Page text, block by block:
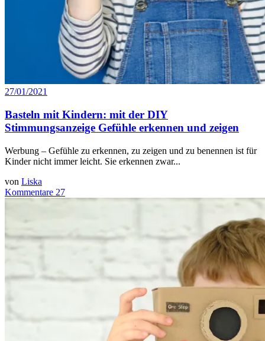
27/01/2021
Basteln mit Kindern: mit der DIY
Stimmungsanzeige Gefühle erkennen und zeigen
Werbung – Gefühle zu erkennen, zu zeigen und zu benennen ist für
Kinder nicht immer leicht. Sie erkennen zwar...
von Liska
Kommentare 27